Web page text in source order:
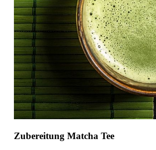
Zubereitung Matcha Tee